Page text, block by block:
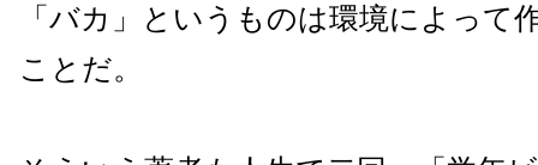
「バカ」というものは環境によって
ことだ。